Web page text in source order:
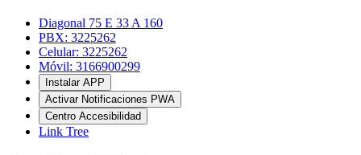
Diagonal 75 E 33 A 160
PBX: 3225262
Celular: 3225262
Móvil: 3166900299
Instalar APP
Activar Notificaciones PWA
Centro Accesibilidad
Link Tree